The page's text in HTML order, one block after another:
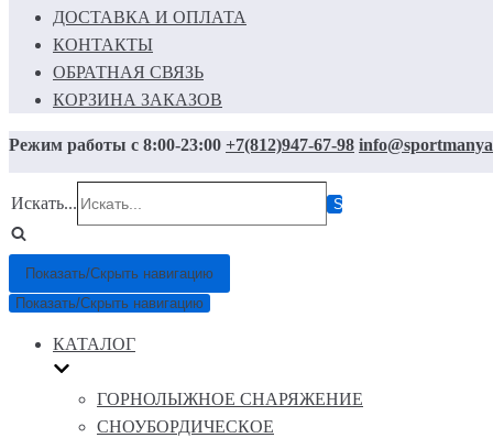
ДОСТАВКА И ОПЛАТА
КОНТАКТЫ
ОБРАТНАЯ СВЯЗЬ
КОРЗИНА ЗАКАЗОВ
Режим работы с 8:00-23:00 +7(812)947-67-98
Искать...
Показать/Скрыть навигацию
Показать/Скрыть навигацию
КАТАЛОГ
ГОРНОЛЫЖНОЕ СНАРЯЖЕНИЕ
СНОУБОРДИЧЕСКОЕ